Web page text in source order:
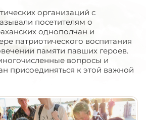
организаций с
посетителям о
однополчан и
патриотического воспитания
памяти павших героев.
вопросы и
присоединяться к этой важной